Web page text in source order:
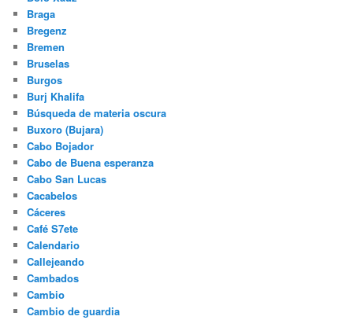
Braga
Bregenz
Bremen
Bruselas
Burgos
Burj Khalifa
Búsqueda de materia oscura
Buxoro (Bujara)
Cabo Bojador
Cabo de Buena esperanza
Cabo San Lucas
Cacabelos
Cáceres
Café S7ete
Calendario
Callejeando
Cambados
Cambio
Cambio de guardia